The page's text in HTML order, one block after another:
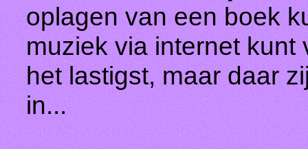
oplagen van een boek
muziek via internet kunt
het lastigst, maar daar
in...